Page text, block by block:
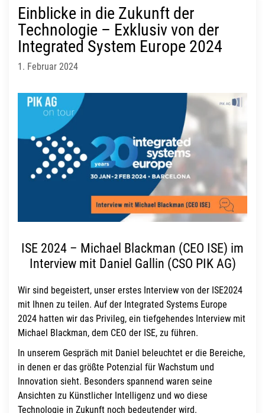
Einblicke in die Zukunft der
Technologie – Exklusiv von der
Integrated System Europe 2024
1. Februar 2024
ISE 2024 – Michael Blackman (CEO ISE) im
Interview mit Daniel Gallin (CSO PIK AG)
Wir sind begeistert, unser erstes Interview von der ISE2024
mit Ihnen zu teilen. Auf der Integrated Systems Europe
2024 hatten wir das Privileg, ein tiefgehendes Interview mit
Michael Blackman, dem CEO der ISE, zu führen.
In unserem Gespräch mit Daniel beleuchtet er die Bereiche,
in denen er das größte Potenzial für Wachstum und
Innovation sieht. Besonders spannend waren seine
Ansichten zu Künstlicher Intelligenz und wo diese
Technologie in Zukunft noch bedeutender wird.